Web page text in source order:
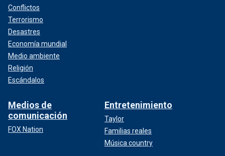
Conflictos
Terrorismo
Desastres
Economía mundial
Medio ambiente
Religión
Escándalos
Medios de
comunicación
FOX Nation
Entretenimiento
Taylor
Familias reales
Música country